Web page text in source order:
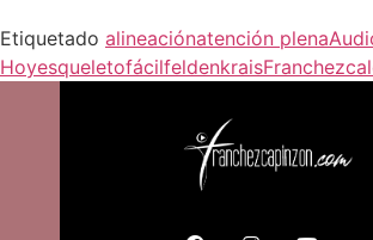
Etiquetado alineaciónatención plena
HoyesqueletofácilfeldenkraisFranchezca